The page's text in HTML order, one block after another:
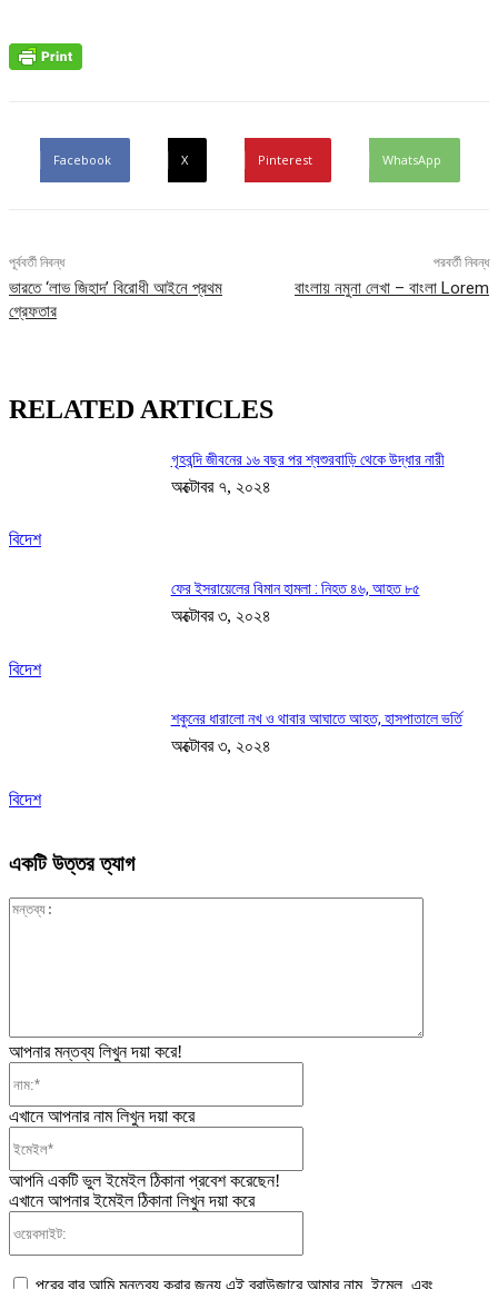
Facebook X Pinterest WhatsApp
পূর্ববর্তী নিবন্ধ
ভারতে ‘লাভ জিহাদ’ বিরোধী আইনে প্রথম
গ্রেফতার
পরবর্তী নিবন্ধ
বাংলায় নমুনা লেখা – বাংলা Lorem
RELATED ARTICLES
বিদেশ
গৃহবন্দি জীবনের ১৬ বছর পর শ্বশুরবাড়ি থেকে উদ্ধার নারী
অক্টোবর ৭, ২০২৪
বিদেশ
ফের ইসরায়েলের বিমান হামলা : নিহত ৪৬, আহত ৮৫
অক্টোবর ৩, ২০২৪
বিদেশ
শকুনের ধারালো নখ ও থাবার আঘাতে আহত, হাসপাতালে ভর্তি
অক্টোবর ৩, ২০২৪
একটি উত্তর ত্যাগ
আপনার মন্তব্য লিখুন দয়া করে!
এখানে আপনার নাম লিখুন দয়া করে
আপনি একটি ভুল ইমেইল ঠিকানা প্রবেশ করেছেন!
এখানে আপনার ইমেইল ঠিকানা লিখুন দয়া করে